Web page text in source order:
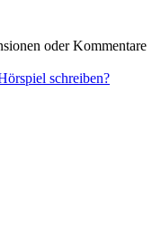
oder Kommentare
schreiben?